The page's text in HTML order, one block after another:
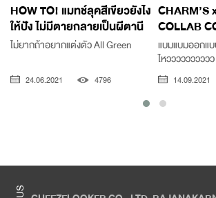
HOW TO! แมทช์ลุคสีเขียวยังไง
ให้ปัง ไม่มีตายกลายเป็นผีตานี
ไม่ยากถ้าอยากแต่งตัว All Green
24.06.2021 4796
CHARM’S
COLLAB
แบมแบมออกแบ
ไหวววววววววว
14.09.2021